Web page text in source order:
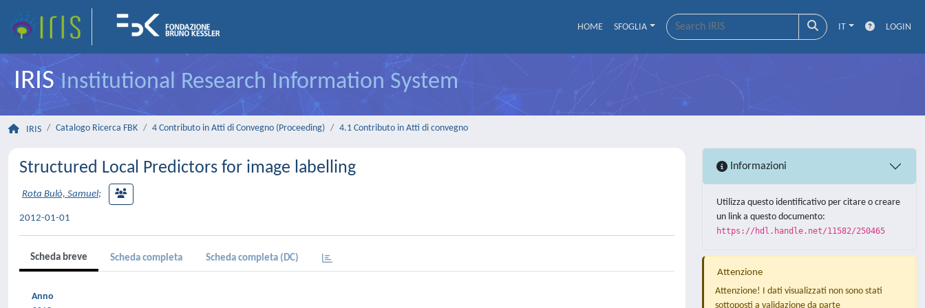
HOME SFOGLIA IT LOGIN
IRISInstitutional Research Information System
IRIS Catalogo Ricerca FBK 4 Contributo in Atti di Convegno (Proceeding) 4.1 Contributo in Atti di convegno
Structured Local Predictors for image labelling
Rota Bulò, Samuel;
2012-01-01
Scheda breve Scheda completa Scheda completa (DC)
Anno
Informazioni
Utilizza questo identificativo per citare o creare
un link a questo documento:
https://hdl.handle.net/11582/250465
Attenzione
Attenzione! I dati visualizzati non sono stati
sottoposti a validazione da parte